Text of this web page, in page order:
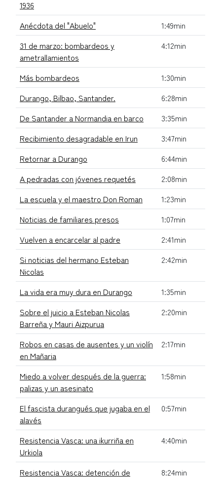
1936
Anécdota del "Abuelo"
1:49min
31 de marzo: bombardeos y
ametrallamientos
4:12min
Más bombardeos
1:30min
Durango, Bilbao, Santander.
6:28min
De Santander a Normandia en barco
3:35min
Recibimiento desagradable en Irun
3:47min
Retornar a Durango
6:44min
A pedradas con jóvenes requetés
2:08min
La escuela y el maestro Don Roman
1:23min
Noticias de familiares presos
1:07min
Vuelven a encarcelar al padre
2:41min
Si noticias del hermano Esteban
Nicolas
2:42min
La vida era muy dura en Durango
1:35min
Sobre el juicio a Esteban Nicolas
Barreña y Mauri Aizpurua
2:20min
Robos en casas de ausentes y un violín
en Mañaria
2:17min
Miedo a volver después de la guerra:
palizas y un asesinato
1:58min
El fascista durangués que jugaba en el
alavés
0:57min
Resistencia Vasca: una ikurriña en
Urkiola
4:40min
Resistencia Vasca: detención de
8:24min